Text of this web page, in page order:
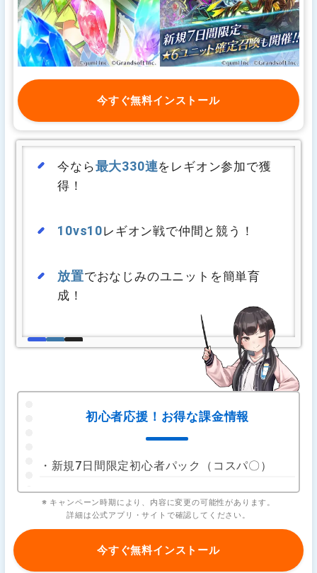
今すぐ無料インストール
今なら最大330連をレギオン参加で獲
得！
10vs10レギオン戦で仲間と競う！
放置でおなじみのユニットを簡単育
成！
初心者応援！お得な課金情報
・新規7日間限定初心者パック（コスパ〇）
※ キャンペーン時期により、内容に変更の可能性があります。
詳細は公式アプリ・サイトで確認してください。
今すぐ無料インストール